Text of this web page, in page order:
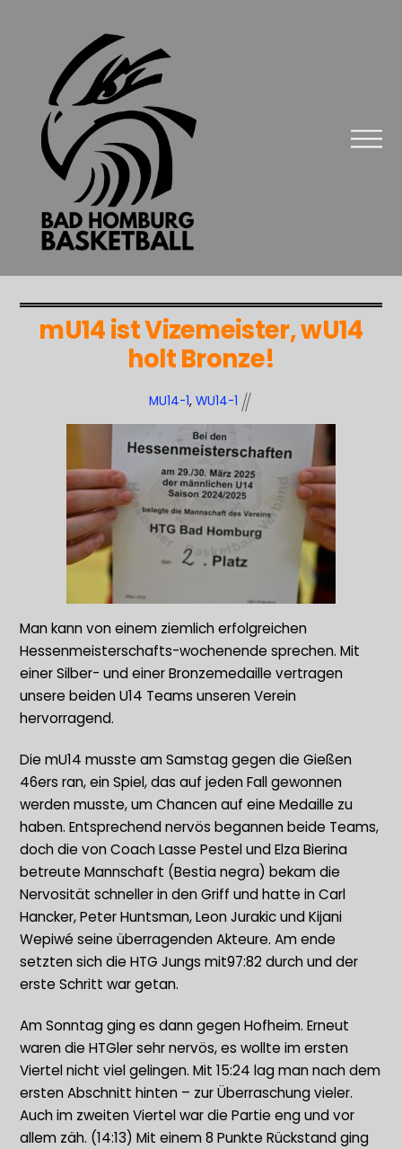
mU14 ist Vizemeister, wU14
holt Bronze!
MU14-1,WU14-1
Man kann von einem ziemlich erfolgreichen
Hessenmeisterschafts-wochenende sprechen. Mit
einer Silber- und einer Bronzemedaille vertragen
unsere beiden U14 Teams unseren Verein
hervorragend.
Die mU14 musste am Samstag gegen die Gießen
46ers ran, ein Spiel, das auf jeden Fall gewonnen
werden musste, um Chancen auf eine Medaille zu
haben. Entsprechend nervös begannen beide Teams,
doch die von Coach Lasse Pestel und Elza Bierina
betreute Mannschaft (Bestia negra) bekam die
Nervosität schneller in den Griff und hatte in Carl
Hancker, Peter Huntsman, Leon Jurakic und Kijani
Wepiwé seine überragenden Akteure. Am ende
setzten sich die HTG Jungs mit97:82 durch und der
erste Schritt war getan.
Am Sonntag ging es dann gegen Hofheim. Erneut
waren die HTGler sehr nervös, es wollte im ersten
Viertel nicht viel gelingen. Mit 15:24 lag man nach dem
ersten Abschnitt hinten – zur Überraschung vieler.
Auch im zweiten Viertel war die Partie eng und vor
allem zäh. (14:13) Mit einem 8 Punkte Rückstand ging